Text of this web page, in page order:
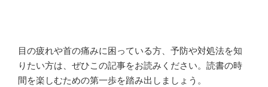
目の疲れや首の痛みに困っている方、予防や対処法を知
りたい方は、ぜひこの記事をお読みください。読書の時
間を楽しむための第一歩を踏み出しましょう。